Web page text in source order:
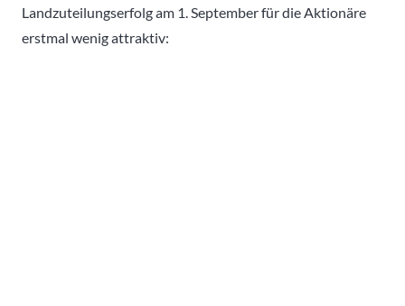
Landzuteilungserfolg am 1. September für die Aktionäre
erstmal wenig attraktiv: